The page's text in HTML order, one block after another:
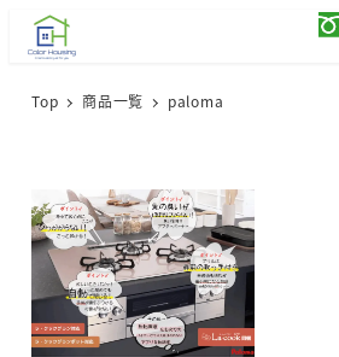
Top 商品一覧 paloma